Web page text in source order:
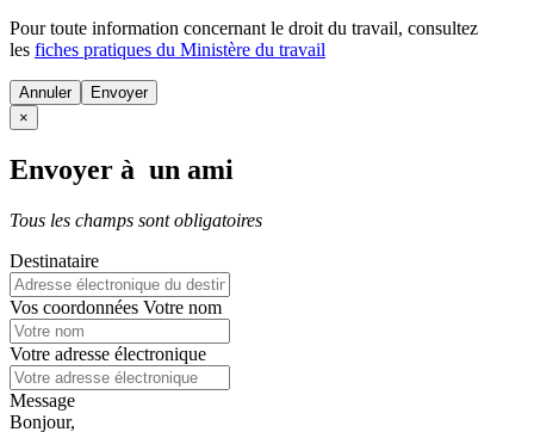
Pour toute information concernant le droit du travail, consultez
les fiches pratiques du Ministère du travail
Annuler
×
Envoyer à un ami
Tous les champs sont obligatoires
Destinataire
Vos coordonnées Votre nom
Votre adresse électronique
Message
Bonjour,